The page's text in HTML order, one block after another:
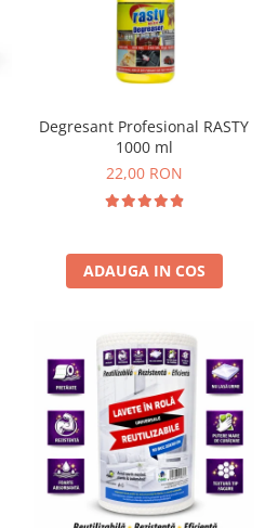
Degresant Profesional RASTY
1000 ml
22,00 RON
ADAUGA IN COS